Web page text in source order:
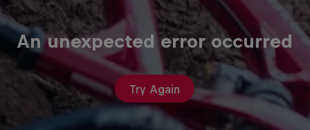
An unexpected error occurred
Try Again